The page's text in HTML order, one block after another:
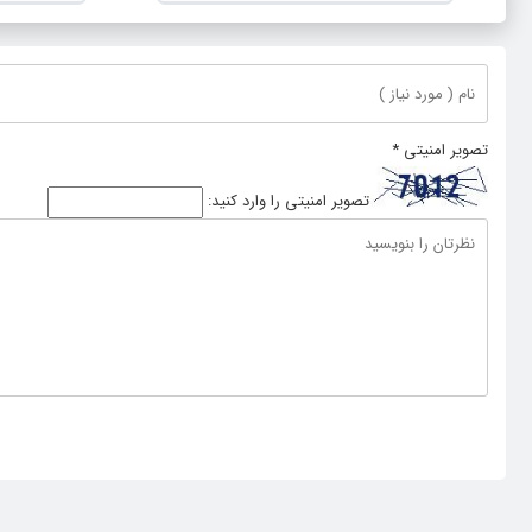
پایدار سازمان ملل متحد
تصویر امنیتی *
تصویر امنیتی را وارد کنید: